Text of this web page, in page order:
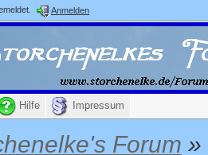
Anmelden
Hilfe Impressum
Forum »